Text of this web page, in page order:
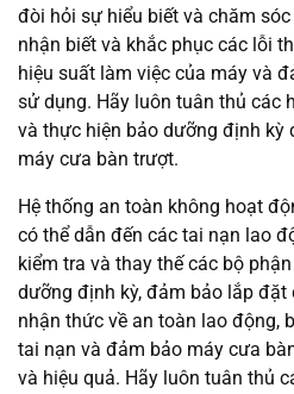
đòi hỏi sự hiểu biết và chăm
nhận biết và khắc phục các lỗi
hiệu suất làm việc của máy và
sử dụng. Hãy luôn tuân thủ các
và thực hiện bảo dưỡng định kỳ
máy cưa bàn trượt.
Hệ thống an toàn không hoạt
có thể dẫn đến các tai nạn lao
kiểm tra và thay thế các bộ
dưỡng định kỳ, đảm bảo lắp đặt
nhận thức về an toàn lao động,
tai nạn và đảm bảo máy cưa
và hiệu quả. Hãy luôn tuân thủ